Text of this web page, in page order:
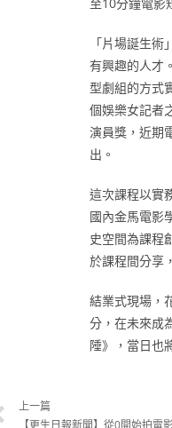
「片場誕生
有興趣的人才
型劇組的方式
個娛樂女記者
演員獎，近期
出。
這次課程以實
國內金馬電影
史空間為課程
於課程間分享
結業式現場，
分，在未來成
陲》，當日也
上一篇
【更生日報新聞】從0開始拍